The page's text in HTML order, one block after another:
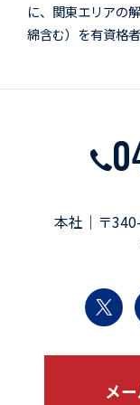
に、関東エリアの
綿含む）を有資格
本社｜〒
メ